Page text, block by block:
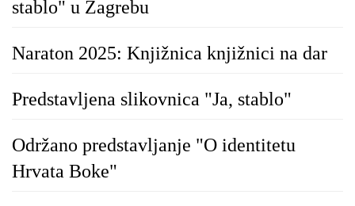
stablo" u Zagrebu
Naraton 2025: Knjižnica knjižnici na dar
Predstavljena slikovnica "Ja, stablo"
Održano predstavljanje "O identitetu
Hrvata Boke"